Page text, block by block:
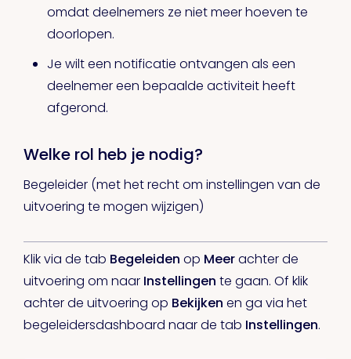
omdat deelnemers ze niet meer hoeven te
doorlopen.
Je wilt een notificatie ontvangen als een
deelnemer een bepaalde activiteit heeft
afgerond.
Welke rol heb je nodig?
Begeleider (met het recht om instellingen van de
uitvoering te mogen wijzigen)
Klik via de tab Begeleiden op Meerachter de
uitvoering om naar Instellingen te gaan. Of klik
achter de uitvoering op Bekijken en ga via het
begeleidersdashboard naar de tab Instellingen.